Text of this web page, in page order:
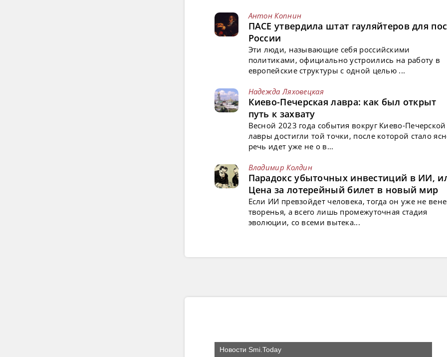
Антон Копнин
ПАСЕ утвердила штат гауляйтеров для
России
Эти люди, называющие себя российскими
политиками, официально устроились на работу в
европейские структуры с одной целью ...
Надежда Ляховецкая
Киево-Печерская лавра: как был открыт
путь к захвату
Весной 2023 года события вокруг Киево-Печерской
лавры достигли той точки, после которой стало
речь идет уже не о в...
Владимир Колдин
Парадокс убыточных инвестиций в ИИ,
Цена за лотерейный билет в новый мир
Если ИИ превзойдет человека, тогда он уже не
творенья, а всего лишь промежуточная стадия
эволюции, со всеми вытека...